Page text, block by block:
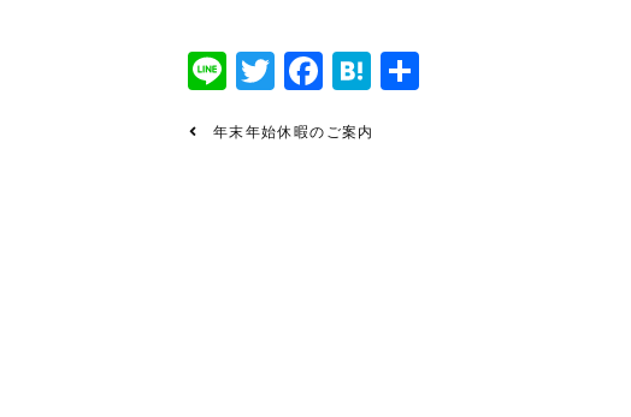
LineTwitter
Facebook
Hatena
年末年始休暇のご案内